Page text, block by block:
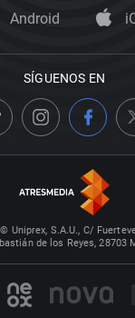
Android
SÍGUENOS EN
Uniprex, S.A.U., C/
de los Reyes, 28703